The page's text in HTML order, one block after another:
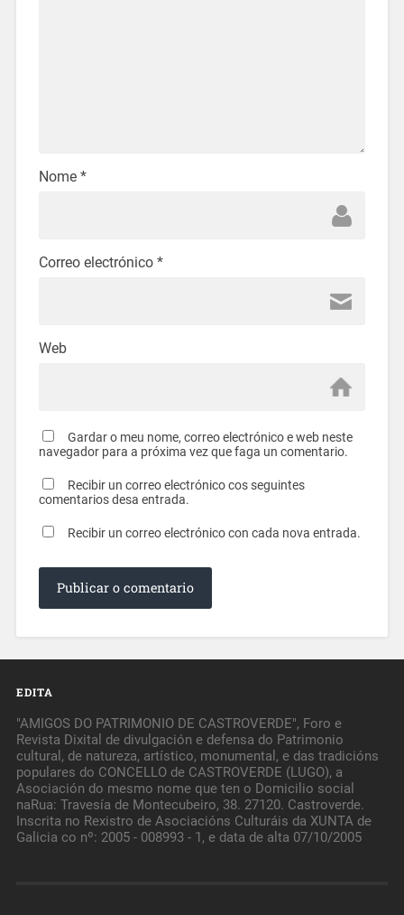
Nome *
Correo electrónico *
Web
Gardar o meu nome, correo electrónico e web neste
navegador para a próxima vez que faga un comentario.
Recibir un correo electrónico cos seguintes
comentarios desa entrada.
Recibir un correo electrónico con cada nova entrada.
EDITA
"AMIGOS DO PATRIMONIO DE CASTROVERDE", Foro e
Revista Dixital de divulgación e defensa do Patrimonio
cultural, de natureza, artístico, monumental, e das tradicións
populares do CONCELLO de CASTROVERDE (LUGO), a
Asociación do mesmo nome que ten o Domicilio social
naRua: Travesía de Montecubeiro, 38. 27120. Castroverde.
Inscrita no Rexistro de Asociacións Culturáis da XUNTA de
Galicia co nº: 2005 - 008993 - 1, e data de alta 07/10/2005